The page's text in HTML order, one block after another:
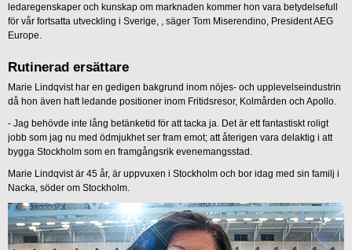
ledaregenskaper och kunskap om marknaden kommer hon vara betydelsefull
för vår fortsatta utveckling i Sverige, , säger Tom Miserendino, President AEG
Europe.
Rutinerad ersättare
Marie Lindqvist har en gedigen bakgrund inom nöjes- och upplevelseindustrin
då hon även haft ledande positioner inom Fritidsresor, Kolmården och Apollo.
- Jag behövde inte lång betänketid för att tacka ja. Det är ett fantastiskt roligt
jobb som jag nu med ödmjukhet ser fram emot; att återigen vara delaktig i att
bygga Stockholm som en framgångsrik evenemangsstad.
Marie Lindqvist är 45 år, är uppvuxen i Stockholm och bor idag med sin familj i
Nacka, söder om Stockholm.